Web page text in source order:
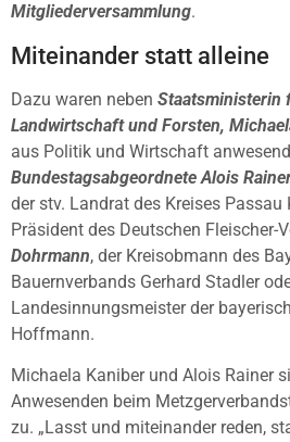
Mitgliederversammlung.
Miteinander statt alleine
Dazu waren neben Staatsministerin
Landwirtschaft und Forsten,
aus Politik und Wirtschaft
Bundestagsabgeordnete Alois
der stv. Landrat des Kreises Passau
Präsident des Deutschen Fleischer-
Dohrmann, der Kreisobmann des
Bauernverbands Gerhard Stadler
Landesinnungsmeister der
Hoffmann.
Michaela Kaniber und Alois Rainer
Anwesenden beim
zu. „Lasst und miteinander reden,